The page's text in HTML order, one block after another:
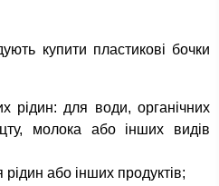
купити пластикові бочки
рідин: для води, органічних
молока або інших видів
або інших продуктів;